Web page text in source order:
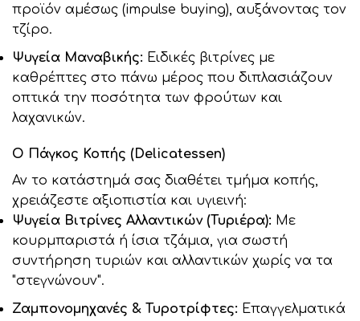
προϊόν αμέσως (impulse buying), αυξάνοντας τον
τζίρο.
Ψυγεία Μαναβικής: Ειδικές βιτρίνες με
καθρέπτες στο πάνω μέρος που διπλασιάζουν
οπτικά την ποσότητα των φρούτων και
λαχανικών.
Ο Πάγκος Κοπής (Delicatessen)
Αν το κατάστημά σας διαθέτει τμήμα κοπής,
χρειάζεστε αξιοπιστία και υγιεινή:
Ψυγεία Βιτρίνες Αλλαντικών (Τυριέρα): Με
κουρμπαριστά ή ίσια τζάμια, για σωστή
συντήρηση τυριών και αλλαντικών χωρίς να τα
"στεγνώνουν".
Ζαμπονομηχανές & Τυροτρίφτες: Επαγγελματικά